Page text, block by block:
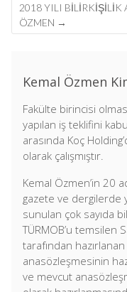
2018 YILI BİLİRKİŞİLİK
ÖZMEN →
Kemal Özmen
Fakülte birincisi
yapılan iş teklifini
arasında Koç
olarak çalışmıştır.
Kemal Özmen’in 20
gazete ve dergilerde
sunulan çok sayıda
TÜRMOB’u temsilen
tarafından
anasözleşmesinin
ve mevcut